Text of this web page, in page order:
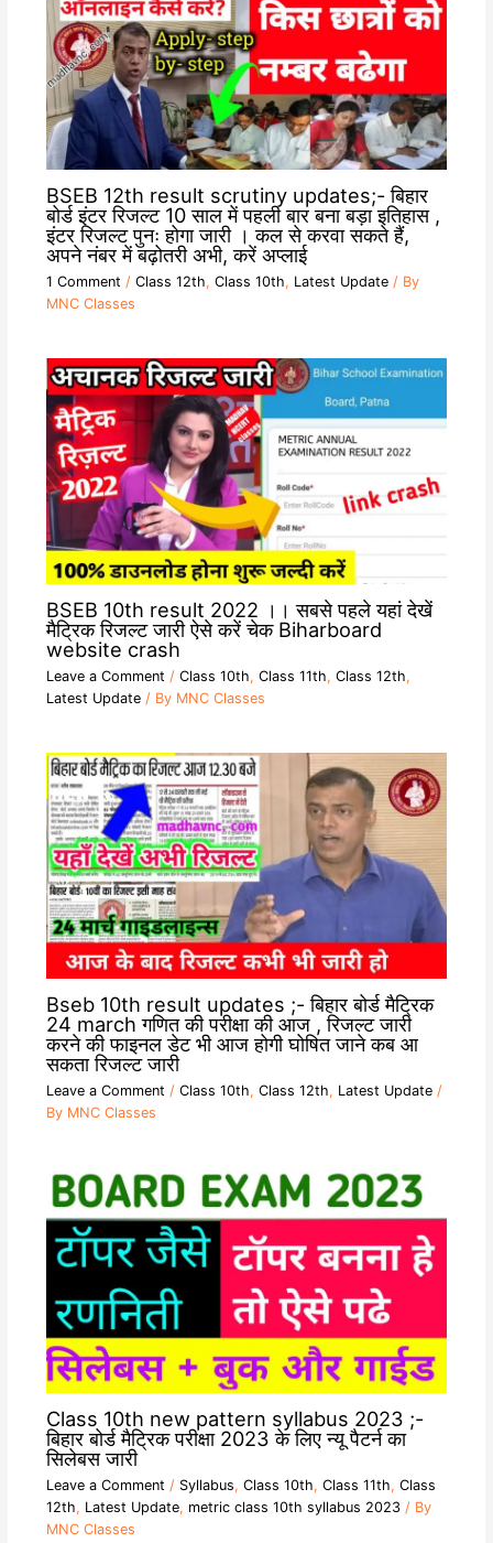
BSEB 12th result scrutiny updates;- बिहार
बोर्ड इंटर रिजल्ट 10 साल में पहली बार बना बड़ा इतिहास ,
इंटर रिजल्ट पुनः होगा जारी । कल से करवा सकते हैं,
अपने नंबर में बढ़ोतरी अभी, करें अप्लाई
1 Comment / Class 12th, Class 10th, Latest Update/ By
MNC Classes
BSEB 10th result 2022 ।। सबसे पहले यहां देखें
मैट्रिक रिजल्ट जारी ऐसे करें चेक Biharboard
website crash
Leave a Comment / Class 10th, Class 11th, Class 12th,
Latest Update/ By MNC Classes
Bseb 10th result updates ;- बिहार बोर्ड मैट्रिक
24 march गणित की परीक्षा की आज , रिजल्ट जारी
करने की फाइनल डेट भी आज होगी घोषित जाने कब आ
सकता रिजल्ट जारी
Leave a Comment / Class 10th, Class 12th, Latest Update/
By MNC Classes
Class 10th new pattern syllabus 2023 ;-
बिहार बोर्ड मैट्रिक परीक्षा 2023 के लिए न्यू पैटर्न का
सिलेबस जारी
Leave a Comment / Syllabus, Class 10th, Class 11th, Class
12th, Latest Update, metric class 10th syllabus 2023/ By
MNC Classes